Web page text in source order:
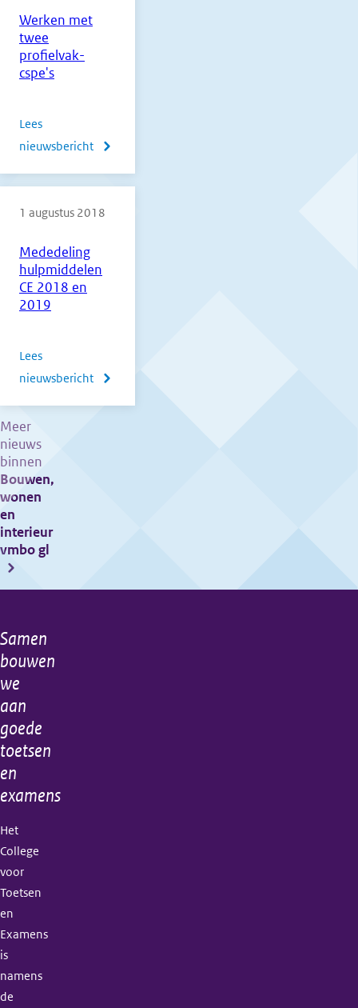
Werken met
twee
profielvak-
cspe's
Lees
nieuwsbericht
over
met
twee
Mededeling
hulpmiddelen
CE 2018 en
2019
1 augustus 2018
Lees
nieuwsbericht
over
Meer
nieuws
binnen
Bouwen,
wonen
en
interieur
vmbo gl
Algemene
informatie
Samen
bouwen
we
aan
goede
toetsen
en
examens
Het
College
voor
Toetsen
en
Examens
is
namens
de